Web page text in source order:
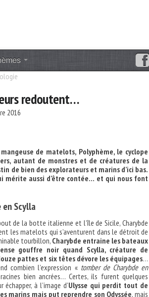
redoutent…
2016
de matelots, Polyphème, le cyclope
autant de monstres et de créatures de la
de bien des explorateurs et marins d’ici bas.
mérite aussi d’être contée… et qui nous font
en Scylla
de la botte italienne et l’île de Sicile, Charybde
les matelots qui s’aventurent dans le détroit de
tourbillon, Charybde entraine les bateaux
gouffre noir quand Scylla, créature de
pattes et six têtes dévore les équipages…
combien l’expression « tomber de Charybde en
bien ancrées… Certes, ils furent quelques
échapper, à l’image d’Ulysse qui perdit tout de
marins mais put reprendre son Odyssée, mais